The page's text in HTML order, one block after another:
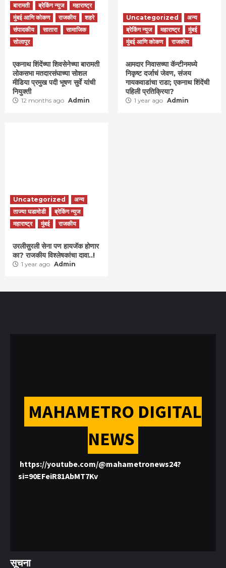
बारामती
ब्रेकिंग न्युज
महाराष्ट्र
मुंबई आणि कोकण
राजकीय
शहरे
संपादकीय
सातारा
सामाजिक
सोलापूर
एकनाथ शिंदेंच्या शिवसेनेच्या बारामती
लोकसभा मतदारसंघाच्या सोशल
मीडिया प्रमुख पदी भूषण सुर्वे यांची
नियुक्ती
12 months ago Admin
Uncategorized
अन्य
ब्रेकिंग न्युज
महाराष्ट्र
मुंबई
मुंबई आणि कोकण
राजकीय
आमदार निवासच्या कॅन्टीनमध्ये
निकृष्ट दर्जाचं जेवण, संजय
गायकवाडांचा राडा; एकनाथ शिंदेंची
पहिली प्रतिक्रिया?
1 year ago Admin
Uncategorized
अन्य
ताज्या घडामोडी
ब्रेकिंग न्युज
महाराष्ट्र
मुंबई राजकीय
उरलीसुरली सेना पण हायजॅक होणार
का? राजकीय विश्लेषकांचा दावा..!
1 year ago Admin
MAHAMETRO DIGITAL
NEWS
https://youtube.com/@mahametronews24?
si=90EFeiR81AbMT7Kv
सूचना